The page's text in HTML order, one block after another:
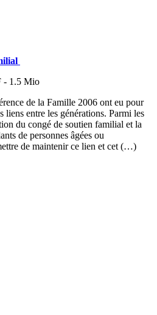
- 1.5 Mio
de la Famille 2006 ont eu pour
liens entre les générations. Parmi les
du congé de soutien familial et la
de personnes âgées ou
de maintenir ce lien et cet (…)